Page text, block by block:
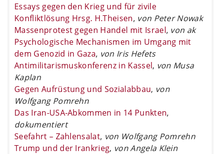
Essays gegen den Krieg und für zivile
Konfliktlösung Hrsg. H.Theisen, von Peter Nowak
Massenprotest gegen Handel mit Israel, von ak
Psychologische Mechanismen im Umgang mit
dem Genozid in Gaza, von Iris Hefets
Antimilitarismuskonferenz in Kassel, von Musa
Kaplan
Gegen Aufrüstung und Sozialabbau, von
Wolfgang Pomrehn
Das Iran-USA-Abkommen in 14 Punkten,
dokumentiert
Seefahrt – Zahlensalat, von Wolfgang Pomrehn
Trump und der Irankrieg, von Angela Klein